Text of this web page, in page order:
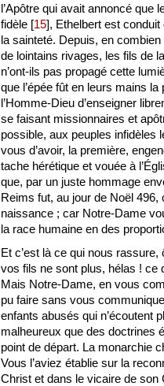
l’Apôtre qui avait annoncé que
fidèle [15], Ethelbert est
la sainteté. Depuis, en
de lointains rivages, les fils de
n’ont-ils pas propagé cette
que l’épée fût en leurs mains
l’Homme-Dieu d’enseigner
se faisant missionnaires et
possible, aux peuples infidèles
vous d’avoir, la première,
tache hérétique et vouée à
que, par un juste hommage
Reims fut, au jour de Noël
naissance ; car Notre-Dame
la race humaine en des
Et c’est là ce qui nous
vos fils ne sont plus, hélas ! ce
Mais Notre-Dame, en vous
pu faire sans vous
enfants abusés qui n’écoutent
malheureux que des doctrines
point de départ. La monarchie
Vous l’aviez établie sur la
Christ et dans le vicaire de